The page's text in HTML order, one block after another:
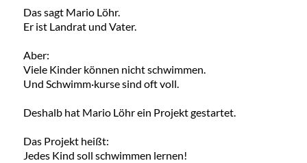
Das sagt Mario Löhr.
Er ist Landrat und Vater.
Aber:
Viele Kinder können nicht schwimmen.
Und Schwimm·kurse sind oft voll.
Deshalb hat Mario Löhr ein Projekt gestartet.
Das Projekt heißt:
Jedes Kind soll schwimmen lernen!